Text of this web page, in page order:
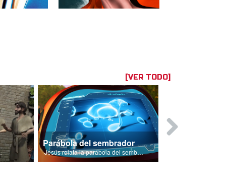
[VER TODO]
a su pecado.
Parábola del sembrador
Jesús relata la parábola del sembrador.